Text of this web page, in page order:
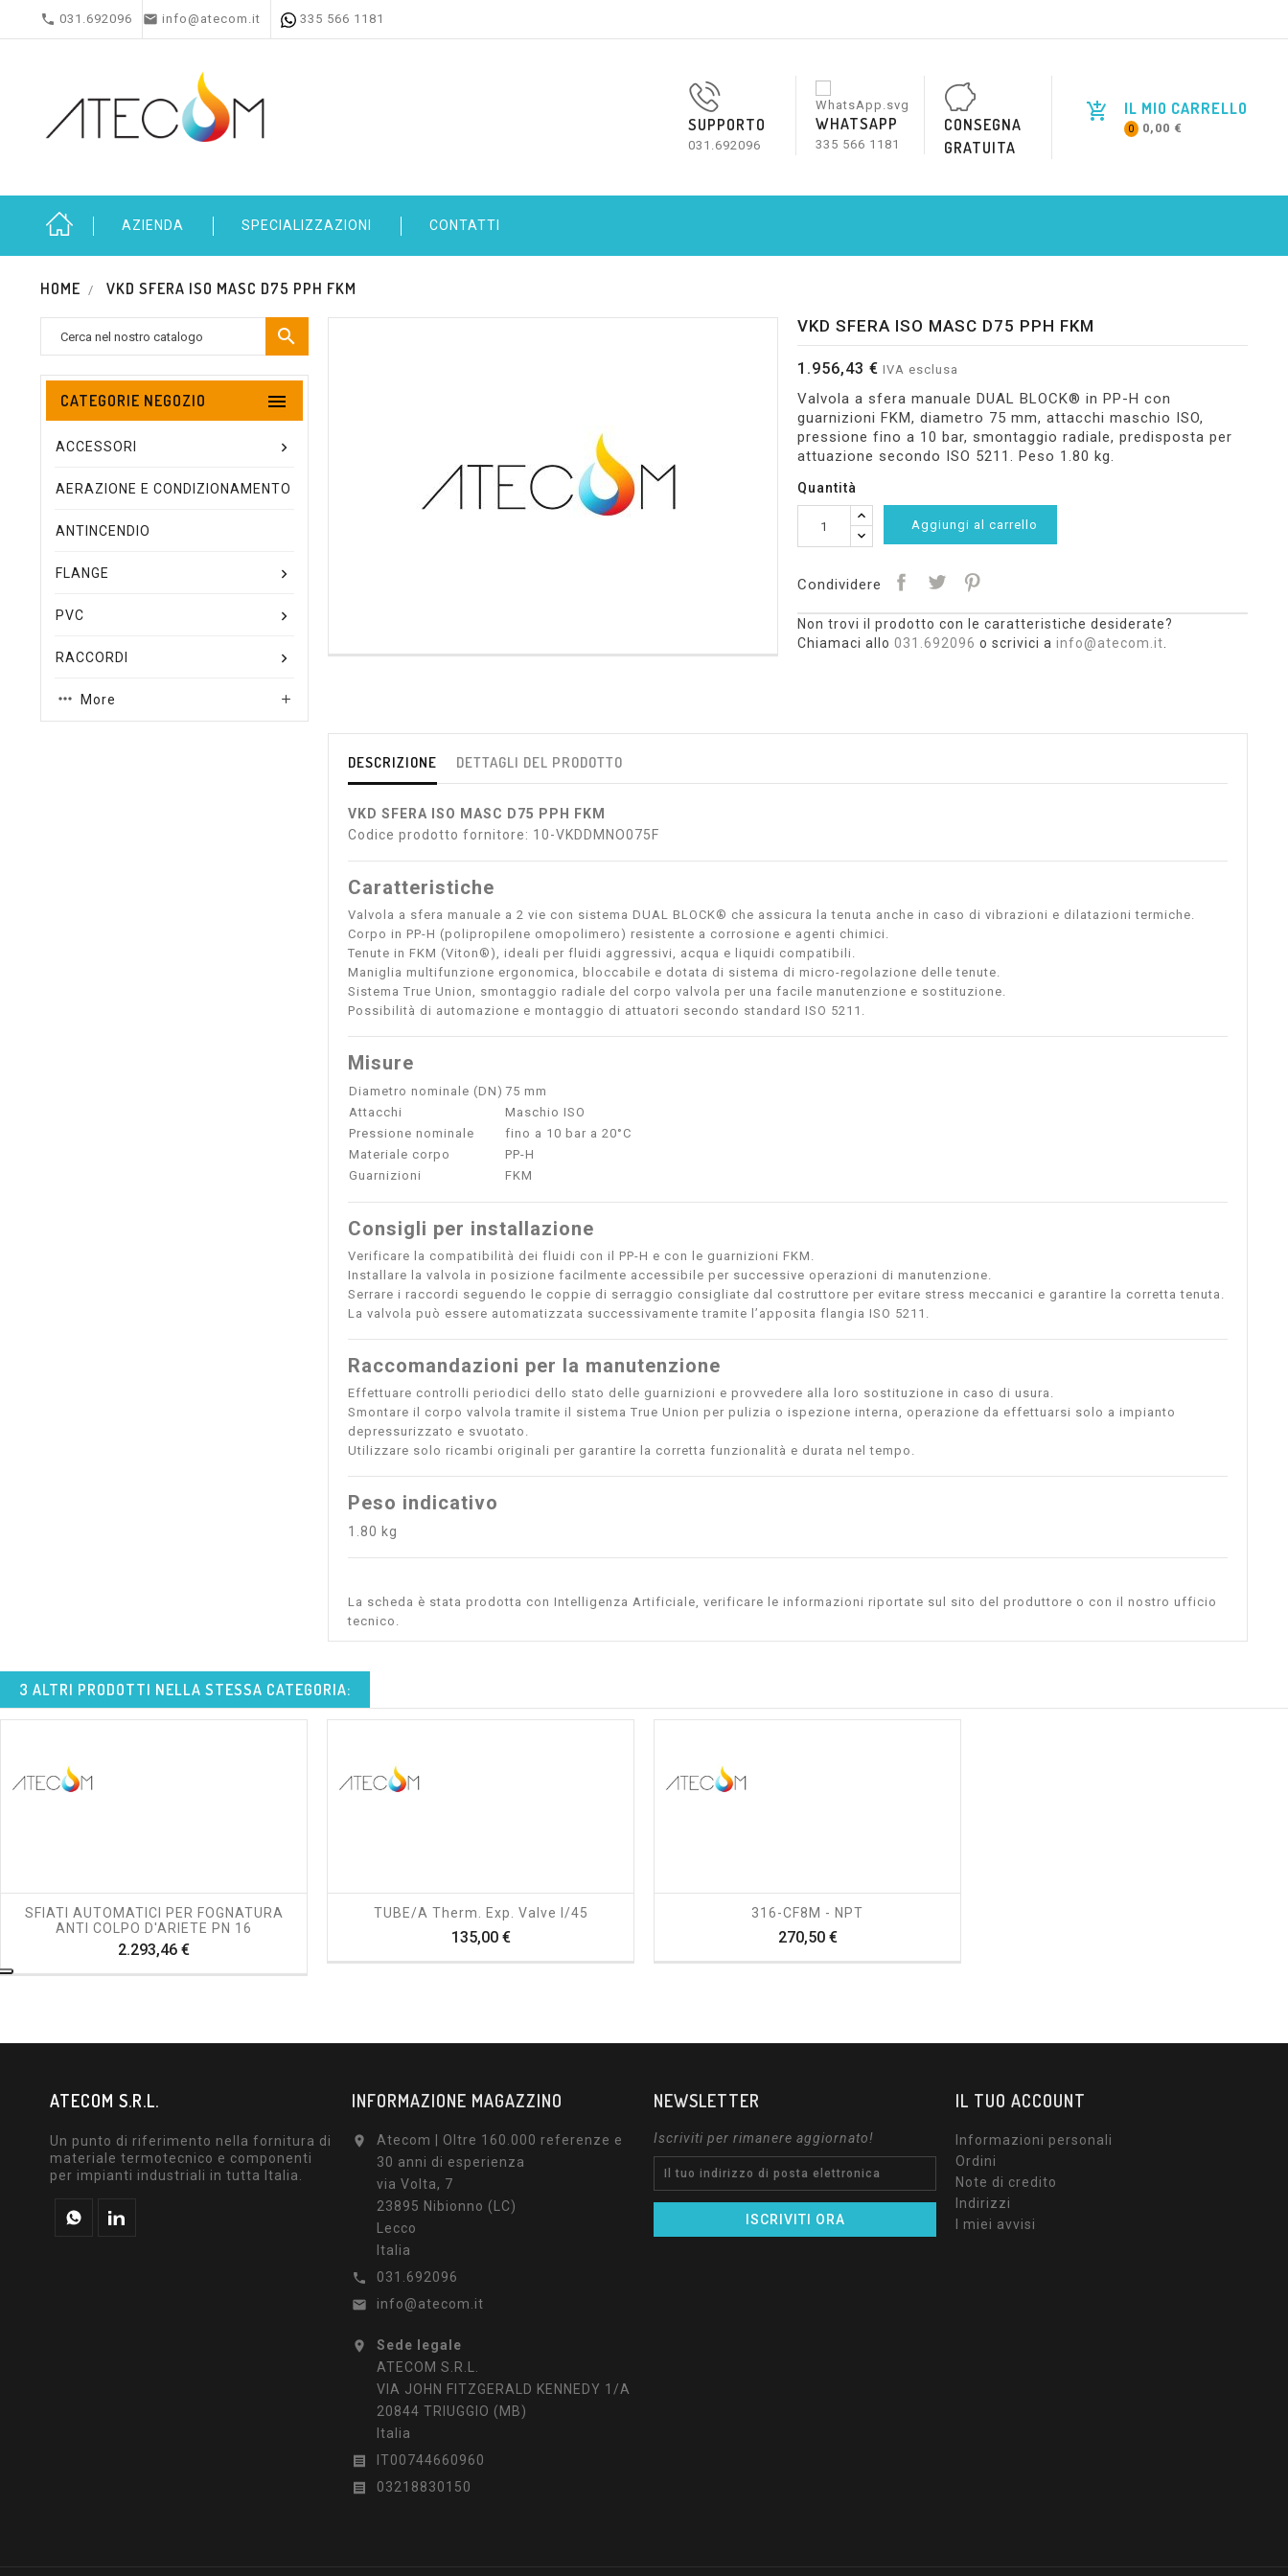
 031.692096  info@atecom.it 335 566 1181
IL MIO CARRELLO
0 0,00 €
SUPPORTO
031.692096
WHATSAPP
335 566 1181
CONSEGNA
GRATUITA
AZIENDA SPECIALIZZAZIONI CONTATTI
HOME VKD SFERA ISO MASC D75 PPH FKM

CATEGORIE NEGOZIO 
ACCESSORI
AERAZIONE E CONDIZIONAMENTO
ANTINCENDIO
FLANGE
PVC
RACCORDI
More 
VKD SFERA ISO MASC D75 PPH FKM
1.956,43 € IVA esclusa
Valvola a sfera manuale DUAL BLOCK® in PP-H con
guarnizioni FKM, diametro 75 mm, attacchi maschio ISO,
pressione fino a 10 bar, smontaggio radiale, predisposta per
attuazione secondo ISO 5211. Peso 1.80 kg.
Quantità
Aggiungi al carrello
Condividere
Non trovi il prodotto con le caratteristiche desiderate?
Chiamaci allo 031.692096 o scrivici a info@atecom.it
DESCRIZIONE DETTAGLI DEL PRODOTTO
VKD SFERA ISO MASC D75 PPH FKM
Codice prodotto fornitore: 10-VKDDMNO075F
Caratteristiche
Valvola a sfera manuale a 2 vie con sistema DUAL BLOCK® che assicura la tenuta anche in caso di vibrazioni e dilatazioni termiche.
Corpo in PP-H (polipropilene omopolimero) resistente a corrosione e agenti chimici.
Tenute in FKM (Viton®), ideali per fluidi aggressivi, acqua e liquidi compatibili.
Maniglia multifunzione ergonomica, bloccabile e dotata di sistema di micro-regolazione delle tenute.
Sistema True Union, smontaggio radiale del corpo valvola per una facile manutenzione e sostituzione.
Possibilità di automazione e montaggio di attuatori secondo standard ISO 5211.
Misure
Diametro nominale (DN) 75 mm
Attacchi
Maschio ISO
Pressione nominale
fino a 10 bar a 20°C
Materiale corpo
PP-H
Guarnizioni
FKM
Consigli per installazione
Verificare la compatibilità dei fluidi con il PP-H e con le guarnizioni FKM.
Installare la valvola in posizione facilmente accessibile per successive operazioni di manutenzione.
Serrare i raccordi seguendo le coppie di serraggio consigliate dal costruttore per evitare stress meccanici e garantire la corretta tenuta.
La valvola può essere automatizzata successivamente tramite l’apposita flangia ISO 5211.
Raccomandazioni per la manutenzione
Effettuare controlli periodici dello stato delle guarnizioni e provvedere alla loro sostituzione in caso di usura.
Smontare il corpo valvola tramite il sistema True Union per pulizia o ispezione interna, operazione da effettuarsi solo a impianto
depressurizzato e svuotato.
Utilizzare solo ricambi originali per garantire la corretta funzionalità e durata nel tempo.
Peso indicativo
1.80 kg
La scheda è stata prodotta con Intelligenza Artificiale, verificare le informazioni riportate sul sito del produttore o con il nostro ufficio
tecnico.
3 ALTRI PRODOTTI NELLA STESSA CATEGORIA:
SFIATI AUTOMATICI PER FOGNATURA
ANTI COLPO D'ARIETE PN 16
2.293,46 €Prezzo
TUBE/a Therm. Exp. Valve I/45
135,00 €Prezzo
316-CF8M - NPT
270,50 €Prezzo
ATECOM S.R.L.
Un punto di riferimento nella fornitura di
materiale termotecnico e componenti
per impianti industriali in tutta Italia.
INFORMAZIONE MAGAZZINO

Atecom | Oltre 160.000 referenze e
30 anni di esperienza
via Volta, 7
23895 Nibionno (LC)
Lecco
Italia

031.692096

info@atecom.it

Sede legale
ATECOM S.R.L.
VIA JOHN FITZGERALD KENNEDY 1/A
20844 TRIUGGIO (MB)
Italia

IT00744660960

03218830150
NEWSLETTER
Iscriviti per rimanere aggiornato!
IL TUO ACCOUNT
Informazioni personali
Ordini
Note di credito
Indirizzi
I miei avvisi